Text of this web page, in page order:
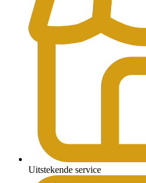
Uitstekende service